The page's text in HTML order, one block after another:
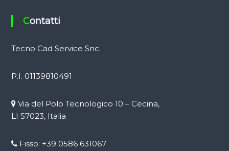
Contatti
Tecno Cad Service Snc
P.I. 01139810491
Via del Polo Tecnologico 10 – Cecina,
LI 57023, Italia
Fisso: +39 0586 631067